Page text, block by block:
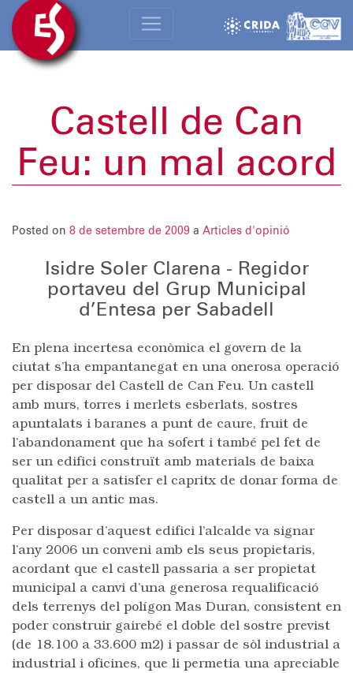
Castell de Can
Feu: un mal acord
Posted on 8 de setembre de 2009 a Articles d'opinió
Isidre Soler Clarena - Regidor
portaveu del Grup Municipal
d’Entesa per Sabadell
En plena incertesa econòmica el govern de la
ciutat s’ha empantanegat en una onerosa operació
per disposar del Castell de Can Feu. Un castell
amb murs, torres i merlets esberlats, sostres
apuntalats i baranes a punt de caure, fruit de
l’abandonament que ha sofert i també pel fet de
ser un edifici construït amb materials de baixa
qualitat per a satisfer el capritx de donar forma de
castell a un antic mas.
Per disposar d’aquest edifici l’alcalde va signar
l’any 2006 un conveni amb els seus propietaris,
acordant que el castell passaria a ser propietat
municipal a canvi d’una generosa requalificació
dels terrenys del polígon Mas Duran, consistent en
poder construir gairebé el doble del sostre previst
(de 18.100 a 33.600 m2) i passar de sòl industrial a
industrial i oficines, que li permetia una apreciable